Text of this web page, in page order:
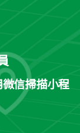
信掃描小程